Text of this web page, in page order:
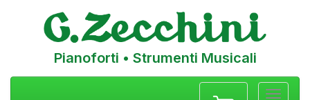
Pianoforti • Strumenti Musicali